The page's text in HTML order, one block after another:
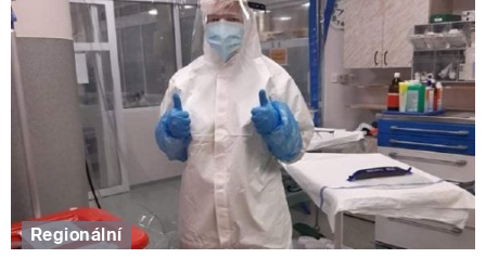
Regionální